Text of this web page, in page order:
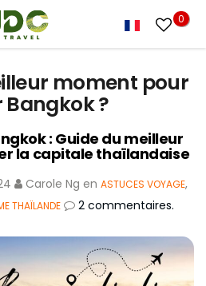
0
moment pour
Bangkok ?
: Guide du meilleur
la capitale thaïlandaise
Carole Ng en ASTUCES VOYAGE,
THAÏLANDE 2 commentaires.